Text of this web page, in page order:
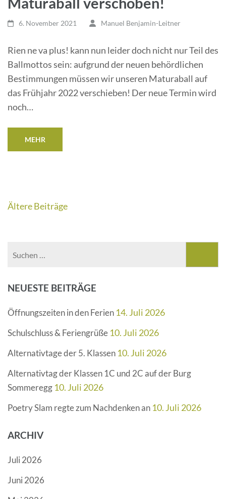
6. November 2021 Manuel Benjamin-Leitner
Rien ne va plus! kann nun leider doch nicht nur Teil des
Ballmottos sein: aufgrund der neuen behördlichen
Bestimmungen müssen wir unseren Maturaball auf
das Frühjahr 2022 verschieben! Der neue Termin wird
noch…
MEHR
Beitragsnavigation
Ältere Beiträge
NEUESTE BEITRÄGE
Öffnungszeiten in den Ferien 14. Juli 2026
Schulschluss & Feriengrüße 10. Juli 2026
Alternativtage der 5. Klassen 10. Juli 2026
Alternativtag der Klassen 1C und 2C auf der Burg
Sommeregg 10. Juli 2026
Poetry Slam regte zum Nachdenken an 10. Juli 2026
ARCHIV
Juli 2026
Juni 2026